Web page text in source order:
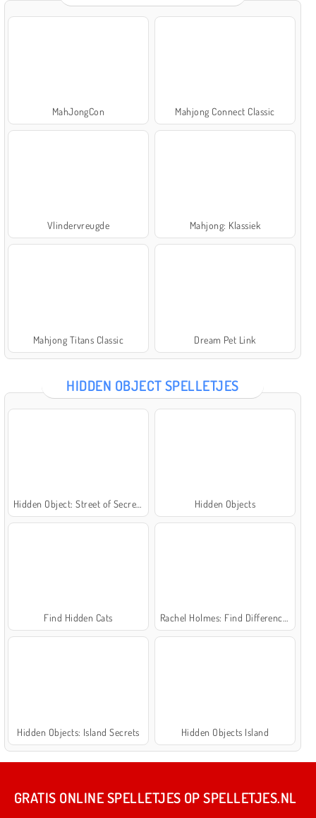
MahJongCon Mahjong Connect Classic
Vlindervreugde Mahjong: Klassiek
Mahjong Titans Classic Dream Pet Link
HIDDEN OBJECT SPELLETJES
Hidden Objects
Find Hidden Cats
Hidden Objects: Island Secrets Hidden Objects Island
GRATIS ONLINE SPELLETJES OP SPELLETJES.NL